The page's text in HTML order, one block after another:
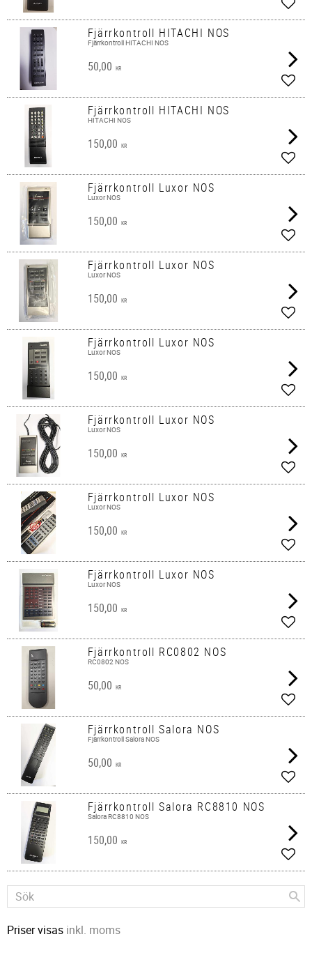
Fjärrkontroll HITACHI NOS
Fjärrkontroll HITACHI NOS
50,00 KR
Fjärrkontroll HITACHI NOS
HITACHI NOS
150,00 KR
Fjärrkontroll Luxor NOS
Luxor NOS
150,00 KR
Fjärrkontroll Luxor NOS
Luxor NOS
150,00 KR
Fjärrkontroll Luxor NOS
Luxor NOS
150,00 KR
Fjärrkontroll Luxor NOS
Luxor NOS
150,00 KR
Fjärrkontroll Luxor NOS
Luxor NOS
150,00 KR
Fjärrkontroll Luxor NOS
Luxor NOS
150,00 KR
Fjärrkontroll RC0802 NOS
RC0802 NOS
50,00 KR
Fjärrkontroll Salora NOS
Fjärrkontroll Salora NOS
50,00 KR
Fjärrkontroll Salora RC8810 NOS
Salora RC8810 NOS
150,00 KR
Priser visas inkl. moms